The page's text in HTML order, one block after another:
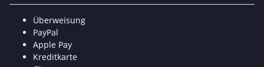
Überweisung
PayPal
Apple Pay
Kreditkarte